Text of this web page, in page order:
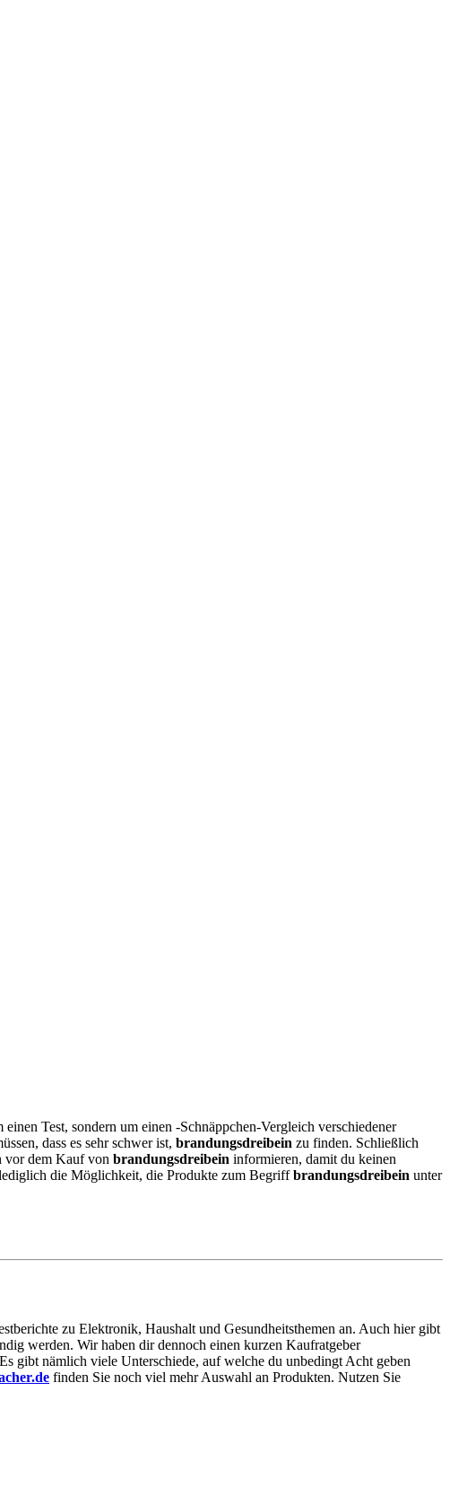
Test, sondern um einen -Schnäppchen-Vergleich verschiedener
dass es sehr schwer ist, brandungsdreibein zu finden. Schließlich
vor dem Kauf von brandungsdreibein informieren, damit du keinen
die Möglichkeit, die Produkte zum Begriffbrandungsdreibein unter
zu Elektronik, Haushalt und Gesundheitsthemen an. Auch hier gibt
werden. Wir haben dir dennoch einen kurzen Kaufratgeber
gibt nämlich viele Unterschiede, auf welche du unbedingt Acht geben
finden Sie noch viel mehr Auswahl an Produkten. Nutzen Sie